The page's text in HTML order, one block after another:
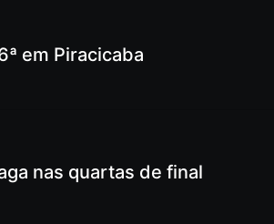
em Piracicaba
nas quartas de final